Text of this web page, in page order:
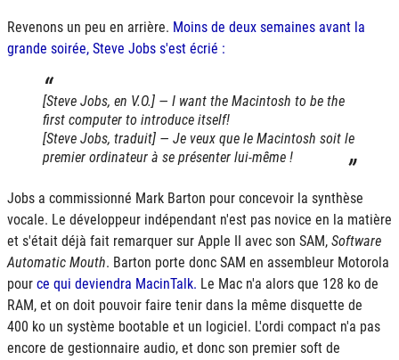
Revenons un peu en arrière. Moins de deux semaines avant la
grande soirée, Steve Jobs s'est écrié :
[Steve Jobs, en V.O.] — I want the Macintosh to be the
first computer to introduce itself!
[Steve Jobs, traduit] — Je veux que le Macintosh soit le
premier ordinateur à se présenter lui-même !
Jobs a commissionné Mark Barton pour concevoir la synthèse
vocale. Le développeur indépendant n'est pas novice en la matière
et s'était déjà fait remarquer sur Apple II avec son SAM, Software
Automatic Mouth. Barton porte donc SAM en assembleur Motorola
pour ce qui deviendra MacinTalk. Le Mac n'a alors que 128 ko de
RAM, et on doit pouvoir faire tenir dans la même disquette de
400 ko un système bootable et un logiciel. L'ordi compact n'a pas
encore de gestionnaire audio, et donc son premier soft de